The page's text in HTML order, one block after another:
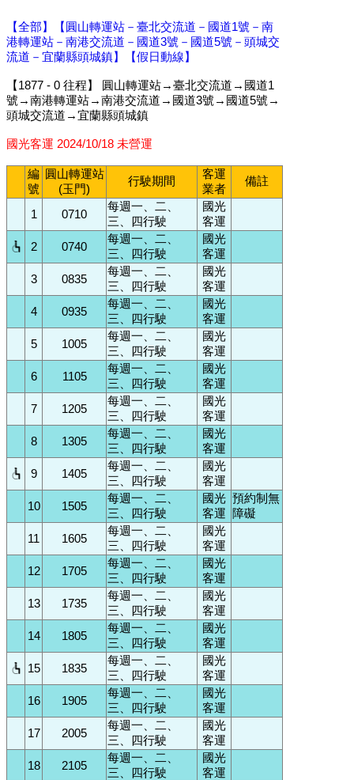
【全部】
【圓山轉運站－臺北交流道－國道1號－南
港轉運站－南港交流道－國道3號－國道5號－頭城交
流道－宜蘭縣頭城鎮】
【假日動線】
【1877 - 0 往程】 圓山轉運站→臺北交流道→國道1
號→南港轉運站→南港交流道→國道3號→國道5號→
頭城交流道→宜蘭縣頭城鎮
國光客運 2024/10/18 未營運
編
號
圓山轉運站
(玉門)
行駛期間
客運
業者
備註
1 0710
每週一、二、
三、四行駛
國光
客運
2
0740
每週一、二、
三、四行駛
國光
客運
3
0835
每週一、二、
三、四行駛
國光
客運
4
0935
每週一、二、
三、四行駛
國光
客運
5
1005
每週一、二、
三、四行駛
國光
客運
6
1105
每週一、二、
三、四行駛
國光
客運
7
1205
每週一、二、
三、四行駛
國光
客運
8
1305
每週一、二、
三、四行駛
國光
客運
9
1405
每週一、二、
三、四行駛
國光
客運
10
1505
每週一、二、
三、四行駛
國光
客運
預約制無
障礙
11
1605
每週一、二、
三、四行駛
國光
客運
12
1705
每週一、二、
三、四行駛
國光
客運
13
1735
每週一、二、
三、四行駛
國光
客運
14
1805
每週一、二、
三、四行駛
國光
客運
15
1835
每週一、二、
三、四行駛
國光
客運
16
1905
每週一、二、
三、四行駛
國光
客運
17
2005
每週一、二、
三、四行駛
國光
客運
18
2105
每週一、二、
三、四行駛
國光
客運